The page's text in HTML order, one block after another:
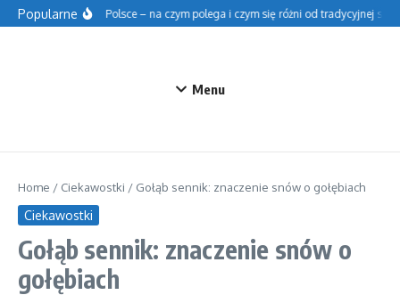
Przejdź do treści
Popularne
Szkoła fińska w Polsce – na czym polega i czym się różni od tradycyjnej
Menu
Home / Ciekawostki / Gołąb sennik: znaczenie snów o gołębiach
Ciekawostki
Gołąb sennik: znaczenie snów o
gołębiach